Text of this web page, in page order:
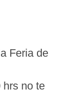
Feria de
hrs no te